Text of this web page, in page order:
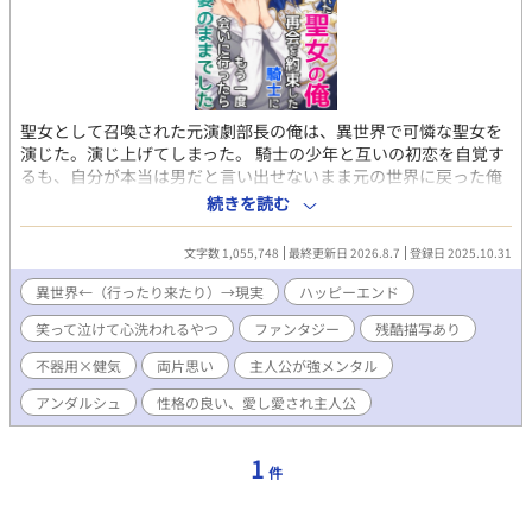
聖女として召喚された元演劇部長の俺は、異世界で可憐な聖女を
演じた。演じ上げてしまった。 騎士の少年と互いの初恋を自覚す
るも、自分が本当は男だと言い出せないまま元の世界に戻った俺
は、 真実を告げるべくもう一度異世界へ向かう。 しかし再度辿り
着いた異世界では、俺は本来の男の姿のままで、少年騎士は立派
な青年騎士へと成長していて……。 第一部 ------【単行本サイズ
で1～4巻】 健気で一途な主人公と、なかなか真実に辿り着けない
不器用ド真面目青年騎士が、 巡礼の旅の中で、互いに相手を想い
つつも絶妙にすれ違う、 両片思いのじれもだファンタジーBLで
す。(最終的に2CP成立します) 『メインCPがくっつくまでを読み
たい』という方用に 第一部で離脱する方用のエピローグをご用意
していますので、スッキリ読了できます。 第二部 ------【5巻
～】 『くっついたCPが支え合う姿が読みたい』という方と 『い
やいや世界を救うまでが聖女物だろ!!』という方には ここからが
からは新キャラ続々で、サブCPも続々参戦します。 激重感情を抱
続きを読む
文字数 1,055,748 最終更新日 2026.8.7 登録日 2025.10.31
異世界←（行ったり来たり）→現実
ハッピーエンド
笑って泣けて心洗われるやつ
ファンタジー
残酷描写あり
不器用×健気
両片思い
主人公が強メンタル
アンダルシュ
性格の良い、愛し愛され主人公
1 件